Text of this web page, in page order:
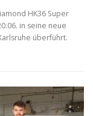
HK36 Super
in seine neue
überführt.